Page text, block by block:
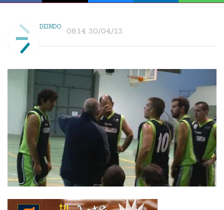
DEINDO 08:14 30/04/13